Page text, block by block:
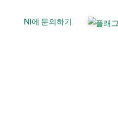
NI에 문의하기